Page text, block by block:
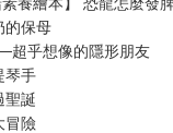
的保母
超乎想像的隱形朋友
琴手
聖誕
冒險